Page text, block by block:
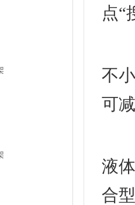
点“
不
可
液
合